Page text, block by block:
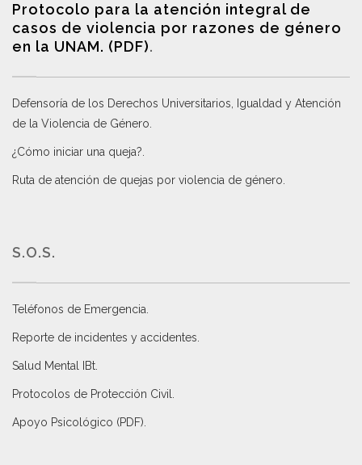
Protocolo para la atención integral de
casos de violencia por razones de género
en la UNAM. (PDF).
Defensoría de los Derechos Universitarios, Igualdad y Atención
de la Violencia de Género
¿Cómo iniciar una queja?
Ruta de atención de quejas por violencia de género
S.O.S.
Teléfonos de Emergencia.
Reporte de incidentes y accidentes
Salud Mental IBt
Protocolos de Protección Civil
Apoyo Psicológico (PDF)